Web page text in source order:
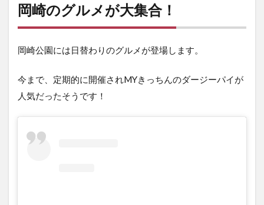
イ
ベ
ン
の
細
岡崎のグルメが大集合！
岡崎公園には日替わりのグルメが登場します。
今まで、定期的に開催されMYきっちんのダージーパイが
人気だったそうです！